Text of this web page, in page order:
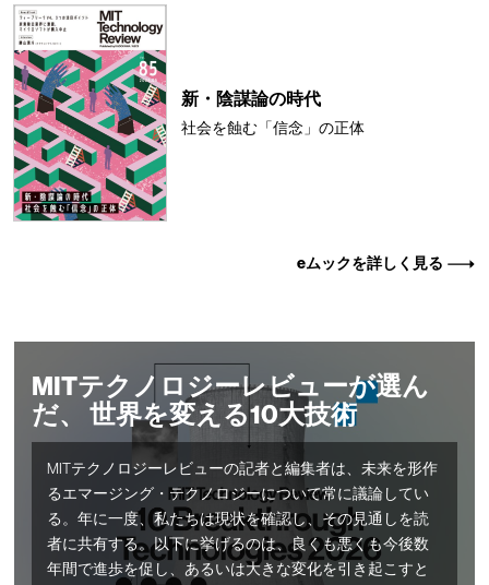
新・陰謀論の時代
社会を蝕む「信念」の正体
eムックを詳しく見る
MITテクノロジーレビューが選ん
だ、 世界を変える10大技術
MITテクノロジーレビューの記者と編集者は、未来を形作
るエマージング・テクノロジーについて常に議論してい
る。年に一度、私たちは現状を確認し、その見通しを読
者に共有する。以下に挙げるのは、良くも悪くも今後数
年間で進歩を促し、あるいは大きな変化を引き起こすと